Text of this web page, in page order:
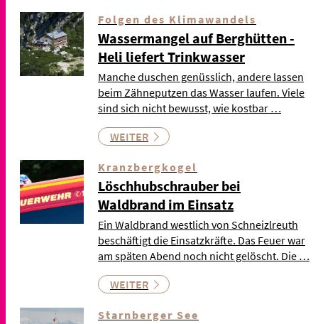
Folgen des Klimawandels
Wassermangel auf Berghütten -
Heli liefert Trinkwasser
Manche duschen genüsslich, andere lassen
beim Zähneputzen das Wasser laufen. Viele
sind sich nicht bewusst, wie kostbar …
WEITER
Kranzbergkogel
Löschhubschrauber bei
Waldbrand im Einsatz
Ein Waldbrand westlich von Schneizlreuth
beschäftigt die Einsatzkräfte. Das Feuer war
am späten Abend noch nicht gelöscht. Die …
WEITER
Starnberger See